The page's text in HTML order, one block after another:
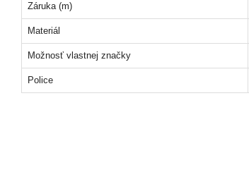
Záruka (m)
Materiál
Možnosť vlastnej značky
Police